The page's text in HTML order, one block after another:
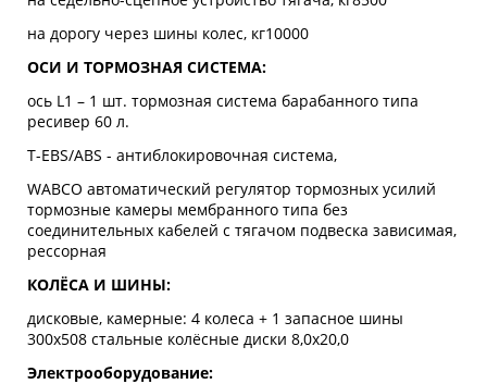
на дорогу через шины колес, кг10000
ОСИ И ТОРМОЗНАЯ СИСТЕМА:
ось L1 – 1 шт. тормозная система барабанного типа
ресивер 60 л.
T-EBS/ABS - антиблокировочная система,
WABCO автоматический регулятор тормозных усилий
тормозные камеры мембранного типа без
соединительных кабелей с тягачом подвеска зависимая,
рессорная
КОЛЁСА И ШИНЫ:
дисковые, камерные: 4 колеса + 1 запасное шины
300х508 стальные колёсные диски 8,0х20,0
Электрооборудование: